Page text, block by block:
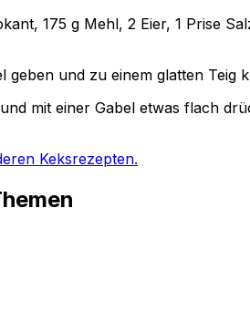
175 g Mehl, 2 Eier, 1 Prise
geben und zu einem glatten
mit einer Gabel etwas flach
Keksrezepten.